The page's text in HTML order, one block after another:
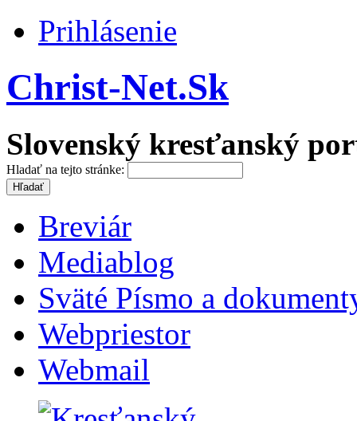
Prihlásenie
Christ-Net.Sk
Slovenský kresťanský
Hladať na tejto stránke:
Breviár
Mediablog
Sväté Písmo a
Webpriestor
Webmail